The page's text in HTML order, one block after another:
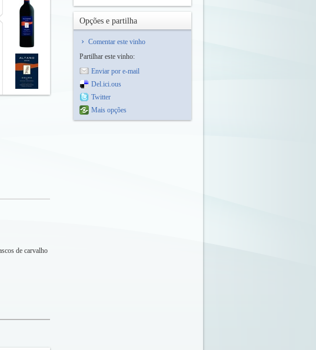
de carvalho
Opções e partilha
Comentar este vinho
Partilhar este vinho:
Enviar por e-mail
Del.ici.ous
Twitter
Mais opções